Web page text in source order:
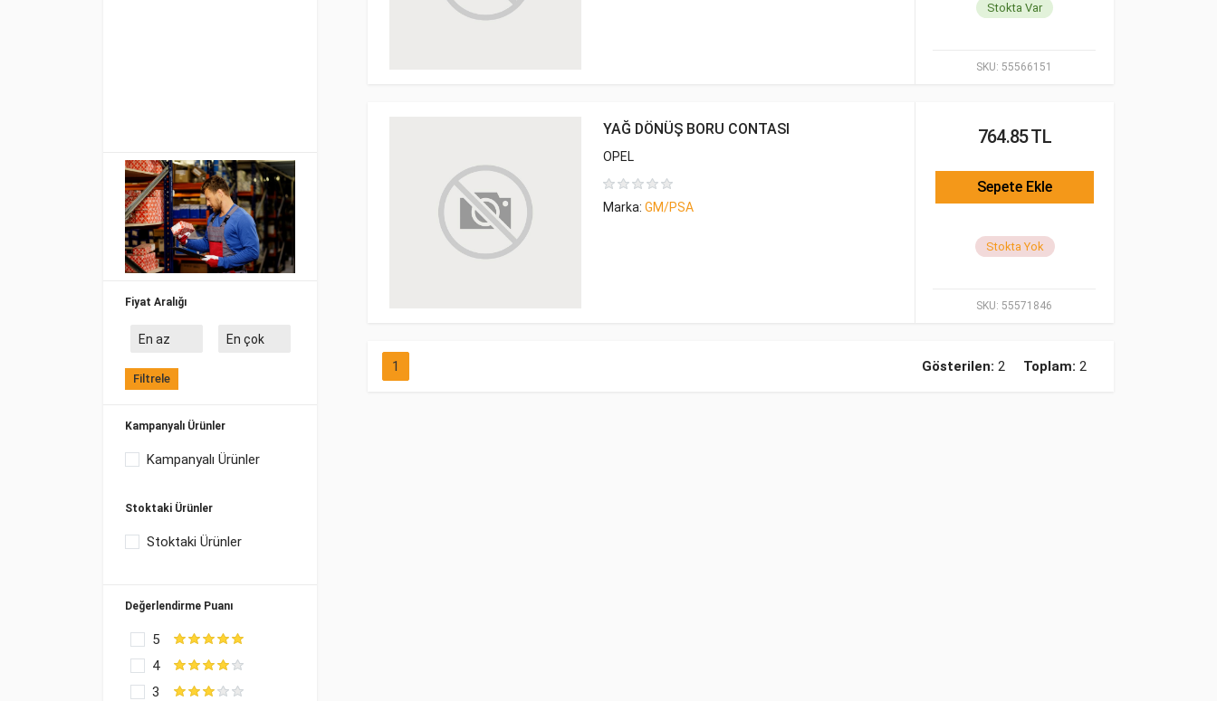
Fiyat Aralığı
Filtrele
Kampanyalı Ürünler
Kampanyalı Ürünler
Stoktaki Ürünler
Stoktaki Ürünler
Değerlendirme Puanı
5
4
3
SKU: 55566151
Stokta Var
SKU: 55571846
YAĞ DÖNÜŞ BORU CONTASI
OPEL
Marka: GM/PSA
764.85 TL
Sepete Ekle
Stokta Yok
1 Gösterilen: 2 Toplam: 2